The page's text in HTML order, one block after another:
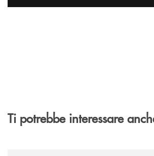
Ti potrebbe interessare